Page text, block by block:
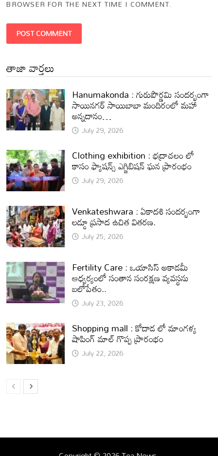
BROWSER FOR THE NEXT TIME I COMMENT.
తాజా వార్తలు
Hanumakonda : గురుపౌర్ణమి సందర్భంగా
సాయినగర్‌ సాయిబాబా మందిరంలో మహా
అన్నదానం…
July 29, 2026
Clothing exhibition : భద్రాచలం లో
కాసం ఫ్యాషన్స్ ఎగ్జిబిషన్ ఘన ప్రారంభం
July 29, 2026
Venkateshwara : ఏకాదశి సందర్భంగా
లడ్డూ ప్రసాద ఉచిత వితరణ.
July 25, 2026
Fertility Care : ఒయాసిస్ అకాడమీ
ఆధ్వర్యంలో సంతాన సంరక్షణ వ్యవస్థను
బలోపేతం..
July 23, 2026
Shopping mall : కోదాడ లో మాంగళ్య
షాపింగ్ మాల్ గొప్ప ప్రారంభం
July 22, 2026